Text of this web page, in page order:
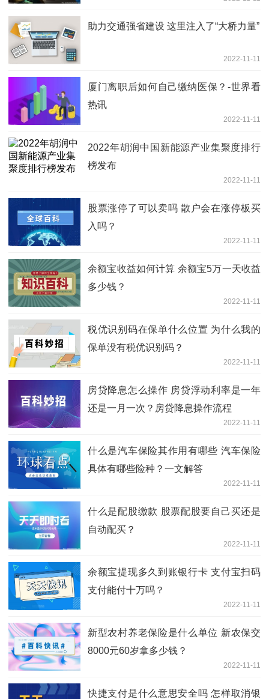
助力交通强省建设 这里注入了“大桥力量”
2022-11-11
厦门离职后如何自己缴纳医保？-世界看
热讯
2022-11-11
2022年胡润中国新能源产业集聚度排行
榜发布
2022-11-11
股票涨停了可以卖吗 散户会在涨停板买
入吗？
2022-11-11
余额宝收益如何计算 余额宝5万一天收益
多少钱？
2022-11-11
税优识别码在保单什么位置 为什么我的
保单没有税优识别码？
2022-11-11
房贷降息怎么操作 房贷浮动利率是一年
还是一月一次？房贷降息操作流程
2022-11-11
什么是汽车保险其作用有哪些 汽车保险
具体有哪些险种？一文解答
2022-11-11
什么是配股缴款 股票配股要自己买还是
自动配买？
2022-11-11
余额宝提现多久到账银行卡 支付宝扫码
支付能付十万吗？
2022-11-11
新型农村养老保险是什么单位 新农保交
8000元60岁拿多少钱？
2022-11-11
快捷支付是什么意思安全吗 怎样取消银